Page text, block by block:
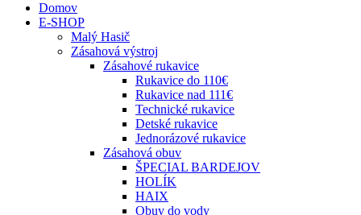
Domov
E-SHOP
Malý Hasič
Zásahová výstroj
Zásahové rukavice
Rukavice do 110€
Rukavice nad 111€
Technické rukavice
Detské rukavice
Jednorázové rukavice
Zásahová obuv
ŠPECIAL BARDEJOV
HOLÍK
HAIX
Obuv do vody